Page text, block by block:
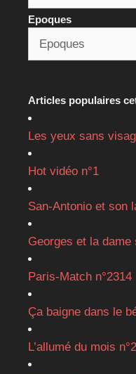
Epoques
Articles populaires
Les yeux sans
Hot vidéo n°1
San-Antonio et son
Georges et la dame
Paris-Match n°2314
Ça baigne dans le
L’allumé du mois n°2